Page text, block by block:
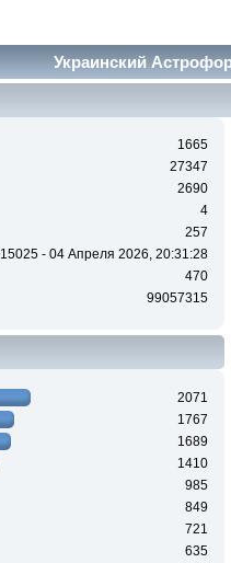
Украинский
1665
27347
2690
4
257
15025 - 04 Апреля 2026, 20:31:28
470
99057315
2071
1767
1689
1410
985
849
721
635